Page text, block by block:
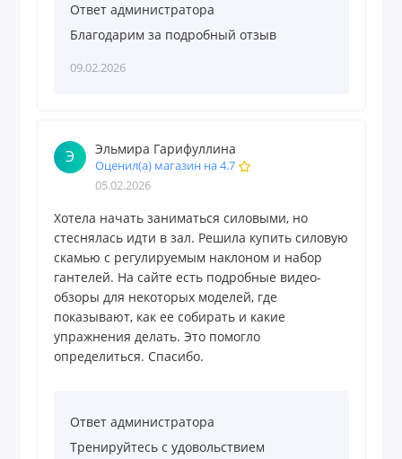
Ответ администратора
Благодарим за подробный отзыв
09.02.2026
Э Эльмира Гарифуллина
Оценил(а) магазин на 4.7
05.02.2026
Хотела начать заниматься силовыми, но
стеснялась идти в зал. Решила купить силовую
скамью с регулируемым наклоном и набор
гантелей. На сайте есть подробные видео-
обзоры для некоторых моделей, где
показывают, как ее собирать и какие
упражнения делать. Это помогло
определиться. Спасибо.
Ответ администратора
Тренируйтесь с удовольствием